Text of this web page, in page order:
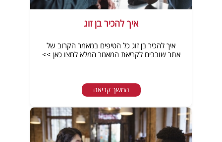
איך להכיר בן זוג
איך להכיר בן זוג כל הטיפים במאמר הקרוב של
אתר שובבים לקריאת המאמר המלא לחצו כאן >>
המשך קריאה